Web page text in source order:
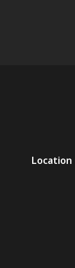
Location